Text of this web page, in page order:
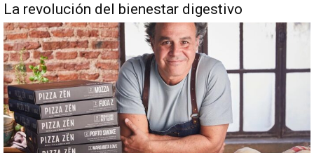
La revolución del bienestar digestivo